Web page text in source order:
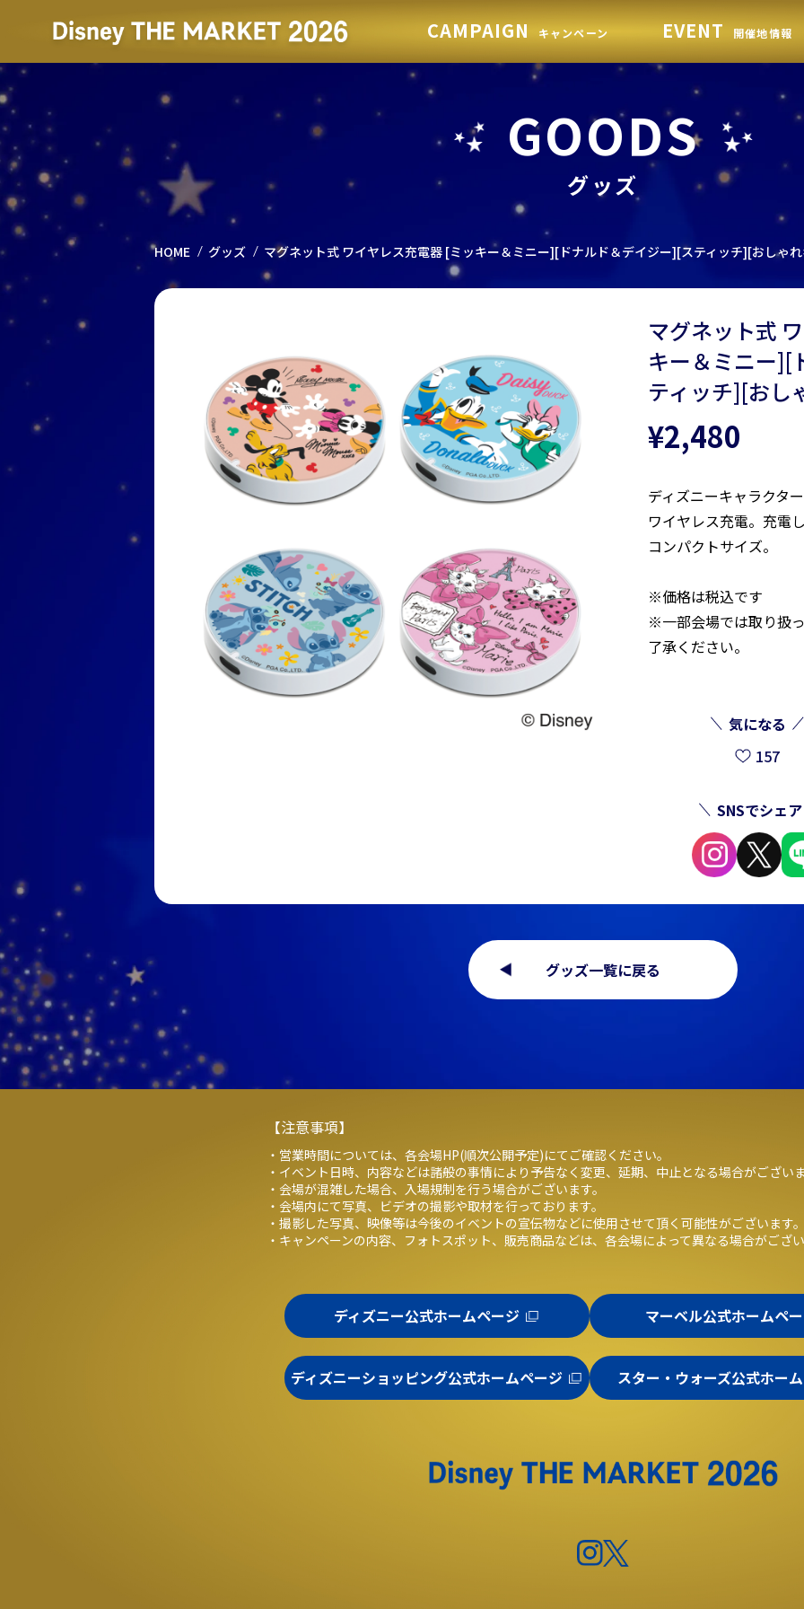
CAMPAIGN キャンペーン EVENT 開催地情報
GOODS
グッズ
HOME グッズ マグネット式 ワイヤレス充電器 [ミッキー＆ミニー][ドナルド＆デイジー][スティッチ][おしゃ
マグネット式
キー＆ミニー][
ティッチ][おし
¥2,480
ディズニーキャラクタ
ワイヤレス充電。充電
コンパクトサイズ。
※価格は税込です
※一部会場では取り扱
了承ください。
気になる
157
SNSでシェア
グッズ一覧に戻る
【注意事項】
・営業時間については、各会場HP(順次公開予定)にてご確認ください。
・イベント日時、内容などは諸般の事情により予告なく変更、延期、中止となる場合がござい
・会場が混雑した場合、入場規制を行う場合がございます。
・会場内にて写真、ビデオの撮影や取材を行っております。
・撮影した写真、映像等は今後のイベントの宣伝物などに使用させて頂く可能性がございます
・キャンペーンの内容、フォトスポット、販売商品などは、各会場によって異なる場合がござ
ディズニー公式ホームページ
ディズニーショッピング公式ホームページ
マーベル公式ホームペ
スター・ウォーズ公式ホー